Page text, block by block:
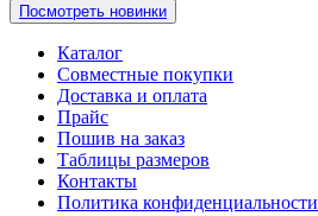
Посмотреть новинки
Каталог
Совместные покупки
Доставка и оплата
Прайс
Пошив на заказ
Таблицы размеров
Контакты
Политика конфиденциальности